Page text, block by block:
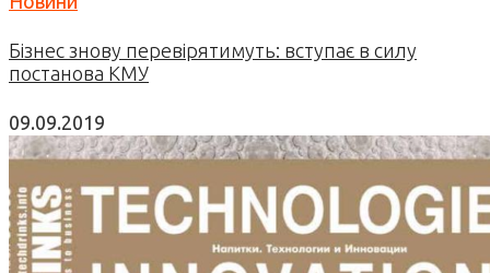
Бізнес знову перевірятимуть: вступає в силу
постанова КМУ
09.09.2019